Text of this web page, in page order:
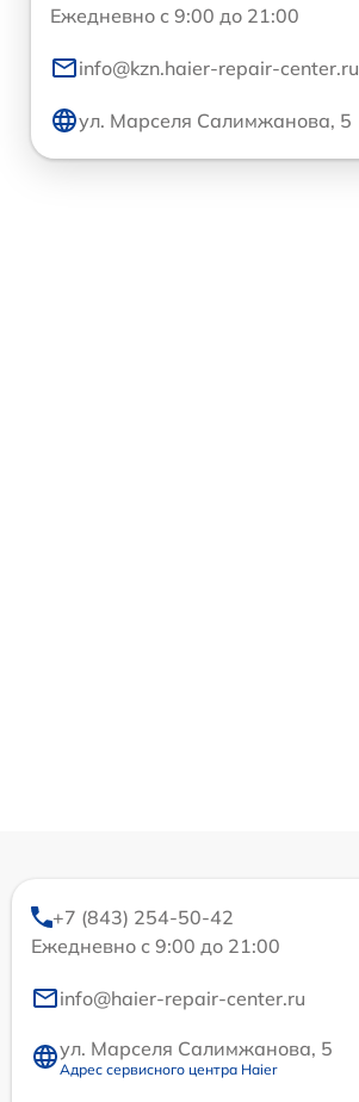
Ежедневно с 9:00 до 21:00
info@kzn.haier-repair-center.ru
ул. Марселя Салимжанова, 5
+7 (843) 254-50-42
Ежедневно с 9:00 до 21:00
info@haier-repair-center.ru
ул. Марселя Салимжанова, 5
Адрес сервисного центра Haier